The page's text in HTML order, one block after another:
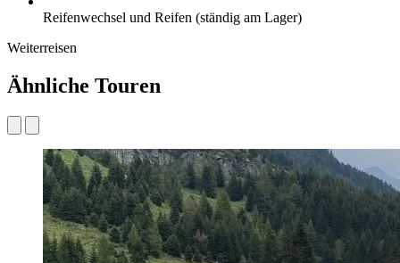
Reifenwechsel und Reifen (ständig am Lager)
Weiterreisen
Ähnliche Touren